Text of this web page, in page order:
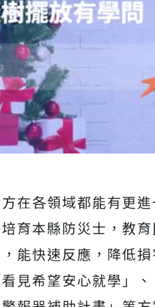
在各領域都能有更
育本縣防災士，教
能快速反應，降低
見希望安心就學」